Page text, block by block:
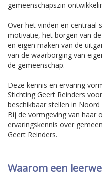
gemeenschapszin
Over het vinden en centraal
motivatie, het borgen van
en eigen maken van de
van de waarborging van
de gemeenschap.
Deze kennis en ervaring
Stichting Geert Reinders
beschikbaar stellen in Noord
Bij de vormgeving van haar
ervaringskennis over
Geert Reinders.
Waarom een